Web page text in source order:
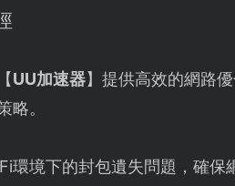
UU加速器】提供高效的網路
略。
境下的封包遺失問題，確保